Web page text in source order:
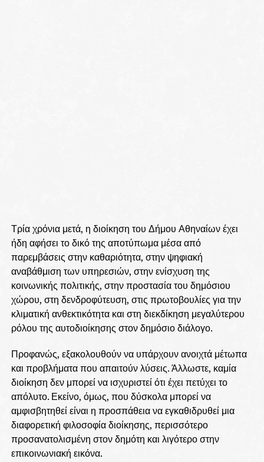
Τρία χρόνια μετά, η διοίκηση του Δήμου Αθηναίων έχει
ήδη αφήσει το δικό της αποτύπωμα μέσα από
παρεμβάσεις στην καθαριότητα, στην ψηφιακή
αναβάθμιση των υπηρεσιών, στην ενίσχυση της
κοινωνικής πολιτικής, στην προστασία του δημόσιου
χώρου, στη δενδροφύτευση, στις πρωτοβουλίες για την
κλιματική ανθεκτικότητα και στη διεκδίκηση μεγαλύτερου
ρόλου της αυτοδιοίκησης στον δημόσιο διάλογο.
Προφανώς, εξακολουθούν να υπάρχουν ανοιχτά μέτωπα
και προβλήματα που απαιτούν λύσεις. Άλλωστε, καμία
διοίκηση δεν μπορεί να ισχυριστεί ότι έχει πετύχει το
απόλυτο. Εκείνο, όμως, που δύσκολα μπορεί να
αμφισβητηθεί είναι η προσπάθεια να εγκαθιδρυθεί μια
διαφορετική φιλοσοφία διοίκησης, περισσότερο
προσανατολισμένη στον δημότη και λιγότερο στην
επικοινωνιακή εικόνα.